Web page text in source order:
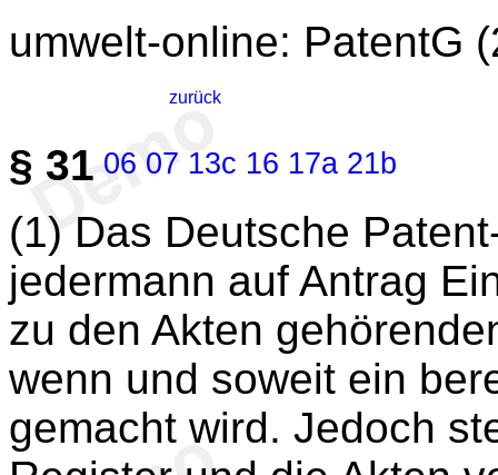
umwelt-online: PatentG
zurück
§ 31 06 07 13c 16 17a 21b
(1) Das Deutsche
jedermann auf Antrag
zu den Akten
wenn und soweit ein
gemacht wird. Jedoch